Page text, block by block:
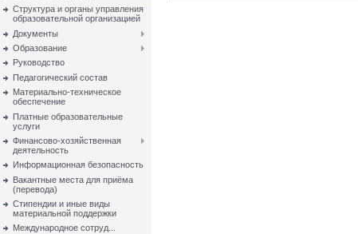
Структура и органы управления
образовательной организацией
Документы
Образование
Руководство
Педагогический состав
Материально-техническое
обеспечение
Платные образовательные
услуги
Финансово-хозяйственная
деятельность
Информационная безопасность
Вакантные места для приёма
(перевода)
Стипендии и иные виды
материальной поддержки
Международное сотруд...